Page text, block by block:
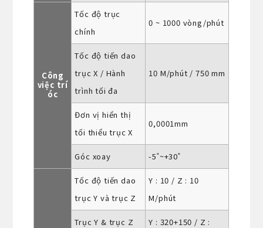
Công
việc trí
óc
Tốc độ trục
chính
0 ~ 1000 vòng/phút
Tốc độ tiến dao
trục X / Hành
trình tối đa
10 M/phút / 750 mm
Đơn vị hiển thị
tối thiểu trục X
0,0001mm
Góc xoay -5˚~+30˚
Tốc độ tiến dao
trục Y và trục Z
Y : 10 / Z : 10
M/phút
Trục Y & trục Z
Y : 320+150 / Z :